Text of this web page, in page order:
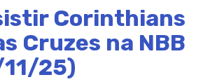
Corinthians
Cruzes na NBB
25)